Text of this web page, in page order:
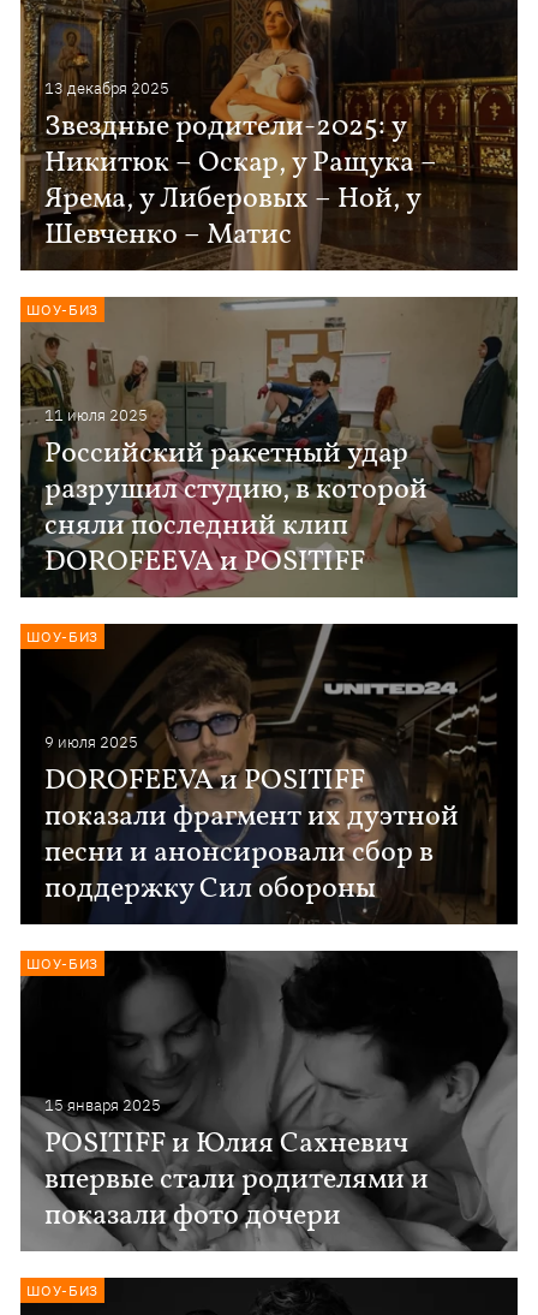
13 декабря 2025
Звездные родители-2025: у
Никитюк – Оскар, у Ращука –
Ярема, у Либеровых – Ной, у
Шевченко – Матис
11 июля 2025
Российский ракетный удар
разрушил студию, в которой
сняли последний клип
DOROFEEVA и POSITIFF
ШОУ-БИЗ
9 июля 2025
DOROFEEVA и POSITIFF
показали фрагмент их дуэтной
песни и анонсировали сбор в
поддержку Сил обороны
ШОУ-БИЗ
15 января 2025
POSITIFF и Юлия Сахневич
впервые стали родителями и
показали фото дочери
ШОУ-БИЗ
ШОУ-БИЗ